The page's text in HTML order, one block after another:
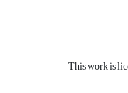
This work is